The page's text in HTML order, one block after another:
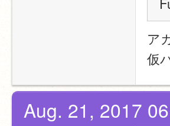
ア
仮
Aug. 21, 2017